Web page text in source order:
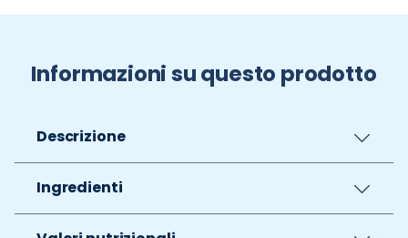
Informazioni su questo prodotto
Descrizione
Ingredienti